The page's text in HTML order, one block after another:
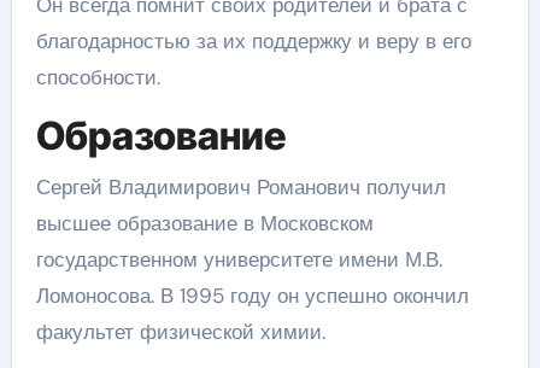
благодарностью за их поддержку и веру в его
способности.
Образование
Сергей Владимирович Романович получил
высшее образование в Московском
государственном университете имени М.В.
Ломоносова. В 1995 году он успешно окончил
факультет физической химии.